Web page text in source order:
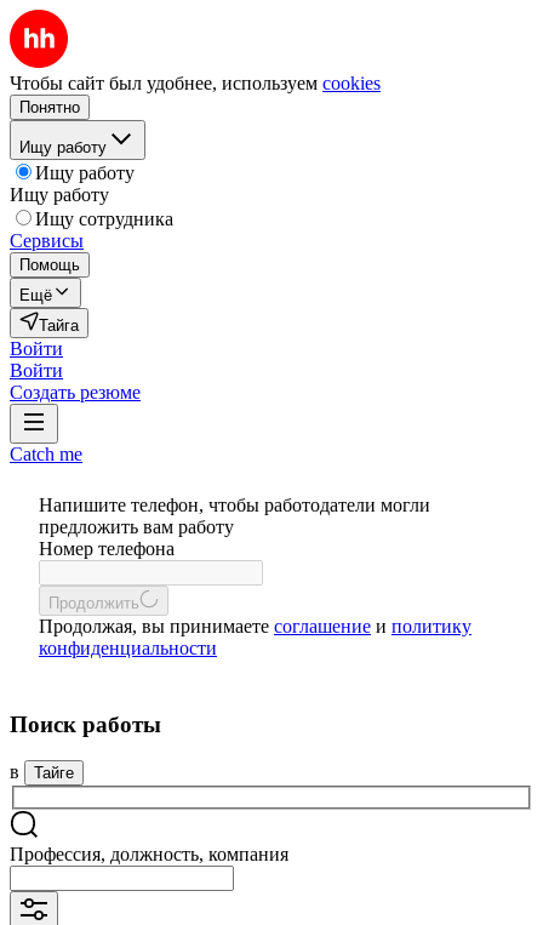
Чтобы сайт был удобнее, используем cookies
Понятно
Ищу работу
Ищу работу
Ищу работу
Ищу сотрудника
Сервисы
Помощь
Ещё
Тайга
Войти
Войти
Создать резюме
Catch me
Напишите телефон, чтобы работодатели могли
предложить вам работу
Номер телефона
Продолжить
Продолжая, вы принимаете соглашение и политику
конфиденциальности
Поиск работы
в Тайге
Профессия, должность, компания